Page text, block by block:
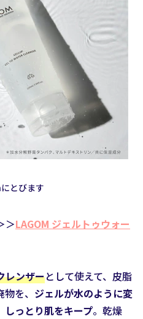
とびます
＞LAGOM ジェルトゥウォー
レンザーとして使えて、皮脂
を、 ジェルが水のように変
しっとり肌をキープ。乾燥